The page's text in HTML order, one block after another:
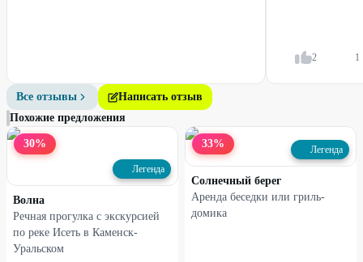
2 1
Все отзывы
Написать отзыв
Похожие предложения
30%
Легенда
Волна
Речная прогулка с экскурсией
по реке Исеть в Каменск-
Уральском
33% Легенда
Солнечный берег
Аренда беседки или гриль-
домика